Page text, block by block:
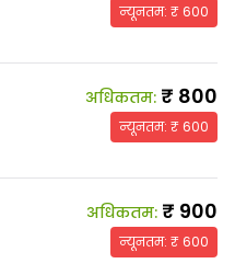
न्यूनतम: ₹600
अधिकतम: ₹ 800
न्यूनतम: ₹600
अधिकतम: ₹ 900
न्यूनतम: ₹600